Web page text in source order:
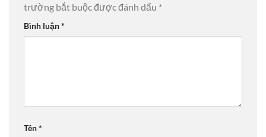
trường bắt buộc được đánh dấu *
Bình luận*
Tên*